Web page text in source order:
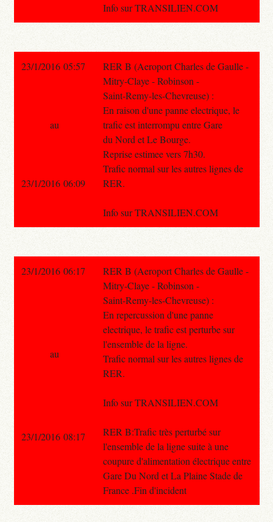
Info sur TRANSILIEN.COM
23/1/2016 05:57
RER B (Aeroport Charles de Gaulle -
Mitry-Claye - Robinson -
Saint-Remy-les-Chevreuse) :
En raison d'une panne electrique, le
trafic est interrompu entre Gare
du Nord et Le Bourge.
Reprise estimee vers 7h30.
Trafic normal sur les autres lignes de
RER.
Info sur TRANSILIEN.COM
au
23/1/2016 06:09
23/1/2016 06:17
RER B (Aeroport Charles de Gaulle -
Mitry-Claye - Robinson -
Saint-Remy-les-Chevreuse) :
En repercussion d'une panne
electrique, le trafic est perturbe sur
l'ensemble de la ligne.
Trafic normal sur les autres lignes de
RER.
Info sur TRANSILIEN.COM
RER B:Trafic très perturbé sur
l'ensemble de la ligne suite à une
coupure d'alimentation électrique entre
Gare Du Nord et La Plaine Stade de
France .Fin d'incident
au
23/1/2016 08:17